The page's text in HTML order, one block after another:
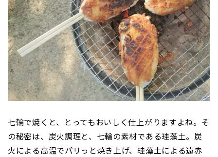
七輪で焼くと、とってもおいしく仕上がりますよね。そ
の秘密は、炭火調理と、七輪の素材である珪藻土。炭
火による高温でパリっと焼き上げ、珪藻土による遠赤